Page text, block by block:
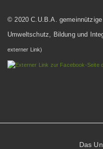
© 2020 C.U.B.A.
Umweltschutz, Bildung und
externer Link)
Das